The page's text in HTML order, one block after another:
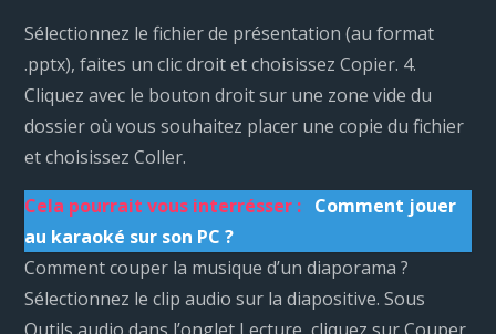
Sélectionnez le fichier de présentation (au format
.pptx), faites un clic droit et choisissez Copier. 4.
Cliquez avec le bouton droit sur une zone vide du
dossier où vous souhaitez placer une copie du fichier
et choisissez Coller.
Cela pourrait vous interrésser : Comment jouer
au karaoké sur son PC ?
Comment couper la musique d’un diaporama ?
Sélectionnez le clip audio sur la diapositive. Sous
Outils audio dans l’onglet Lecture, cliquez sur Couper